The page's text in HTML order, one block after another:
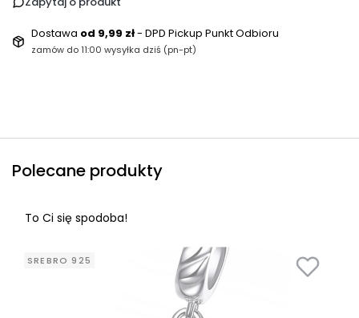
Dostawa od 9,99 zł- DPD Pickup Punkt Odbioru
zamów do 11:00 wysyłka dziś (pn-pt)
Polecane produkty
To Ci się spodoba!
SREBRO 925